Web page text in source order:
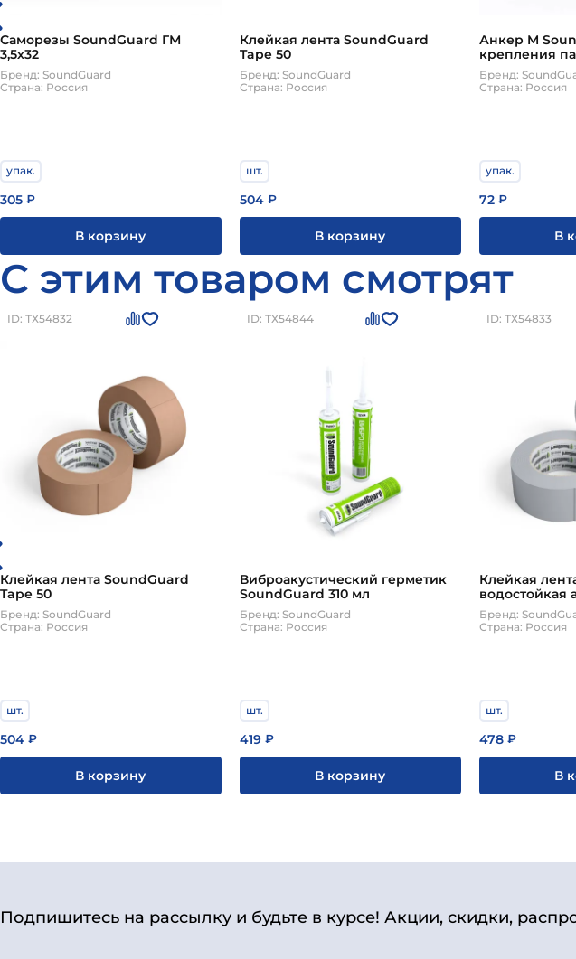
Саморезы SoundGuard ГМ
3,5х32
Бренд: SoundGuard
Страна: Россия
упак.
305 ₽
В корзину
Клейкая лента SoundGuard
Tape 50
Бренд: SoundGuard
Страна: Россия
шт.
504₽
В корзину
Анкер M
крепления
40 8х92мм
Бренд:
Страна: Россия
упак.
72₽
В
С этим товаром смотрят
ID: ТХ54832
Клейкая лента SoundGuard
Tape 50
Бренд: SoundGuard
Страна: Россия
шт.
504 ₽
В корзину
ID: ТХ54844
Виброакустический герметик
SoundGuard 310 мл
Бренд: SoundGuard
Страна: Россия
шт.
419₽
В корзину
ID: ТХ54833
Клейкая
водостойкая
Бренд:
Страна: Россия
шт.
478₽
В
Подпишитесь на рассылку и будьте в курсе! Акции, скидки,